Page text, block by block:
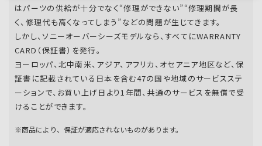
はパーツの供給が十分でなく“修理ができない”“修理期間が長
く、修理代も高くなってしまう”などの問題が生じてきます。
しかし、ソニーオーバーシーズモデルなら、すべてにWARRANTY
CARD（保証書）を発行。
ヨーロッパ、北中南米、アジア、アフリカ、オセアニア地区など、保
証書に記載されている日本を含む47の国や地域のサービスステ
ーションで、お買い上げ日より1年間、共通のサービスを無償で受
けることができます。
※商品により、保証が適応されないものがあります。